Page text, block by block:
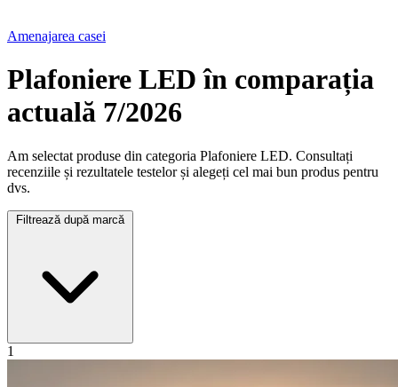
Amenajarea casei
Plafoniere LED în comparația
actuală 7/2026
Am selectat produse din categoria Plafoniere LED. Consultați
recenziile și rezultatele testelor și alegeți cel mai bun produs pentru
dvs.
1